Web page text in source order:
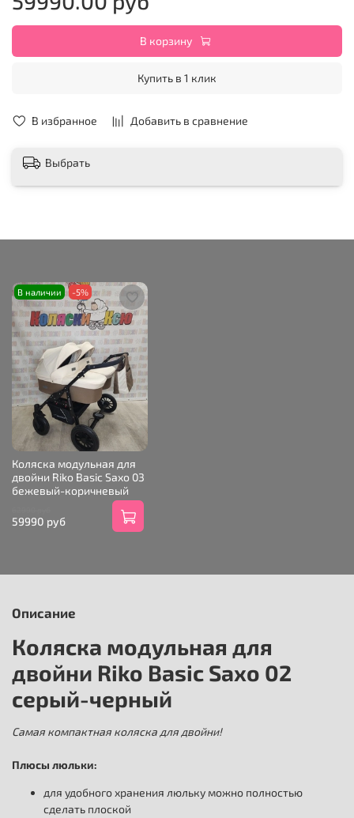
В избранное Добавить в сравнение
В корзину
Купить в 1 клик
Выбрать
В наличии -5%
Коляска модульная для
двойни Riko Basic Saxo 03
бежевый-коричневый
59990 руб
Описание
Коляска модульная для
двойни Riko Basic Saxo 02
серый-черный
Самая компактная коляска для двойни!
Плюсы люльки:
для удобного хранения люльку можно полностью
сделать плоской